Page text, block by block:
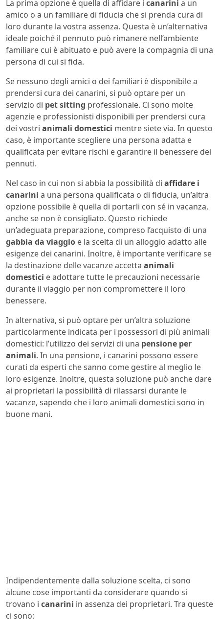
La prima opzione è quella di affidare i canarini a un
amico o a un familiare di fiducia che si prenda cura di
loro durante la vostra assenza. Questa è un’alternativa
ideale poiché il pennuto può rimanere nell’ambiente
familiare cui è abituato e può avere la compagnia di una
persona di cui si fida.
Se nessuno degli amici o dei familiari è disponibile a
prendersi cura dei canarini, si può optare per un
servizio di pet sitting professionale. Ci sono molte
agenzie e professionisti disponibili per prendersi cura
dei vostri animali domestici mentre siete via. In questo
caso, è importante scegliere una persona adatta e
qualificata per evitare rischi e garantire il benessere dei
pennuti.
Nel caso in cui non si abbia la possibilità di affidare i
canarini a una persona qualificata o di fiducia, un’altra
opzione possibile è quella di portarli con sé in vacanza,
anche se non è consigliato. Questo richiede
un’adeguata preparazione, compreso l’acquisto di una
gabbia da viaggio e la scelta di un alloggio adatto alle
esigenze dei canarini. Inoltre, è importante verificare se
la destinazione delle vacanze accetta animali
domestici e adottare tutte le precauzioni necessarie
durante il viaggio per non compromettere il loro
benessere.
In alternativa, si può optare per un’altra soluzione
particolarmente indicata per i possessori di più animali
domestici: l’utilizzo dei servizi di una pensione per
animali. In una pensione, i canarini possono essere
curati da esperti che sanno come gestire al meglio le
loro esigenze. Inoltre, questa soluzione può anche dare
ai proprietari la possibilità di rilassarsi durante le
vacanze, sapendo che i loro animali domestici sono in
buone mani.
Indipendentemente dalla soluzione scelta, ci sono
alcune cose importanti da considerare quando si
trovano i canarini in assenza dei proprietari. Tra queste
ci sono: